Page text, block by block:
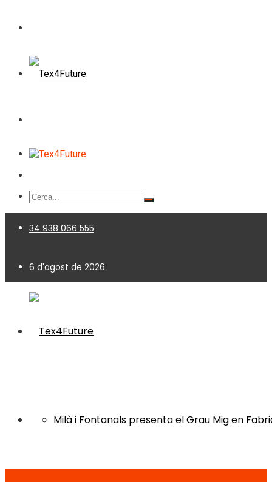
34 938 066 555
6 d'agost de 2026
Milà i Fontanals presenta el Grau Mig en